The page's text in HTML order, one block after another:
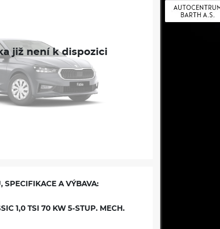
SPECIFIKACE A VÝBAVA:
1,0 TSI 70 KW 5-STUP. MECH.